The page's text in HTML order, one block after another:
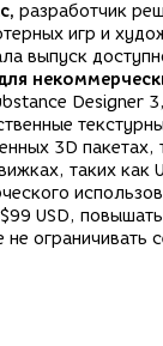
разработчик
игр и
выпуск
Designer
3D пакетах,
таких как
USD,
не ограничивать